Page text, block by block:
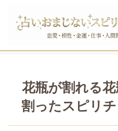
花瓶が割れる
割ったスピリ